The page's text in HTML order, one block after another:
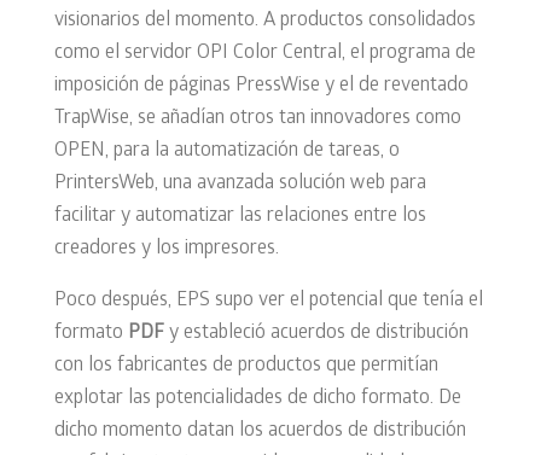
visionarios del momento. A productos consolidados
como el servidor OPI Color Central, el programa de
imposición de páginas PressWise y el de reventado
TrapWise, se añadían otros tan innovadores como
OPEN, para la automatización de tareas, o
PrintersWeb, una avanzada solución web para
facilitar y automatizar las relaciones entre los
creadores y los impresores.
Poco después, EPS supo ver el potencial que tenía el
formato PDFy estableció acuerdos de distribución
con los fabricantes de productos que permitían
explotar las potencialidades de dicho formato. De
dicho momento datan los acuerdos de distribución